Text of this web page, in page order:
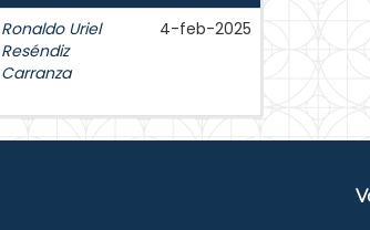
Ronaldo Uriel
Reséndiz
Carranza
4-feb-2025